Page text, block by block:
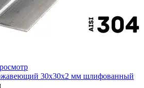
30х30х2 мм шлифованный